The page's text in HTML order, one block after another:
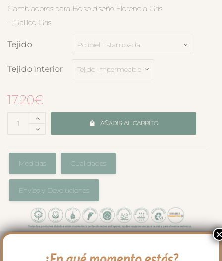
Cambiadores para Bolso diseño Florencia Gris
– Galileo Gris
Tejido
Tejido interior
17.20€
AÑADIR AL CARRITO
Medidas Cualidades
Envíos y Devoluciones
El complemento perfecto para llevar en
×